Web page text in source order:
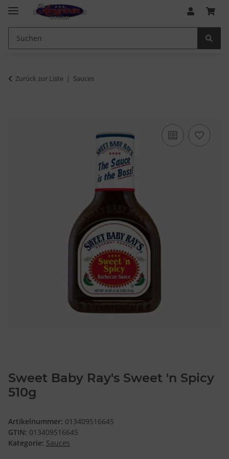
Zurück zur Liste Sauces
Sweet Baby Ray's Sweet 'n Spicy
510g
Artikelnummer: 013409516645
GTIN: 013409516645
Kategorie: Sauces